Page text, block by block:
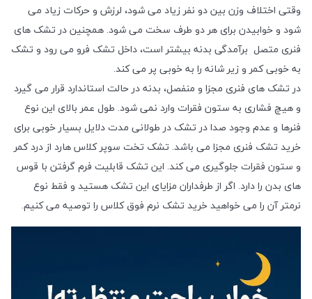
وقتی اختلاف وزن بین دو نفر زیاد می شود، لرزش و حرکات زیاد می
شود و خوابیدن برای هر دو طرف سخت می شود. همچنین در تشک های
فنری متصل برآمدگی بدنه بیشتر است، داخل تشک فرو می رود و تشک
به خوبی کمر و زیر شانه را به خوبی پر می کند.
در تشک های فنری مجزا و منفصل، بدنه در حالت استاندارد قرار می گیرد
و هیچ فشاری به ستون فقرات وارد نمی شود. طول عمر بالای این نوع
فنرها و عدم وجود صدا در تشک در طولانی مدت دلایل بسیار خوبی برای
خرید تشک فنری مجزا می باشد. تشک تخت سوپر کلاس هارد از درد کمر
و ستون فقرات جلوگیری می کند. این تشک قابلیت فرم گرفتن با قوس
های بدن را دارد. اگر از طرفداران مزایای این تشک هستید و فقط نوع
نرمتر آن را می خواهید خرید تشک نرم فوق کلاس را توصیه می کنیم.